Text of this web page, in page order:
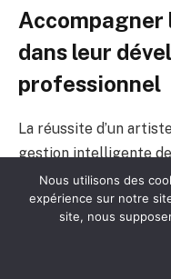
dans leur
professionnel
La réussite d’un
gestion intelligente
de la simple
structurer son
dans un
continuellement est
Nous utilisons des
expérience sur notre
site, nous